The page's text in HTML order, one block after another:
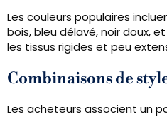
Les couleurs populaires
bois, bleu délavé, noir doux,
les tissus rigides et peu
Combinaisons de
Les acheteurs associent un